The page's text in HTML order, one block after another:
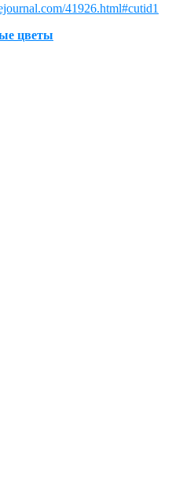
41926.html#cutid1
цветы